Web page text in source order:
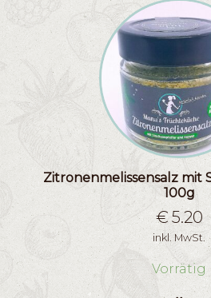
Zitronenmelissensalz mit
100g
€ 5.20
inkl. MwSt.
Vorrätig